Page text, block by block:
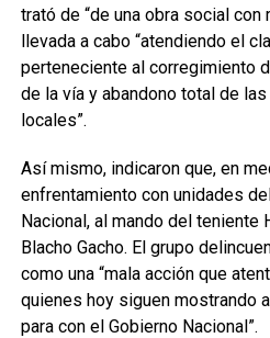
trató de “de una obra social con
llevada a cabo “atendiendo el
perteneciente al corregimiento
de la vía y abandono total de
locales”.
Así mismo, indicaron que, en
enfrentamiento con unidades
Nacional, al mando del teniente
Blacho Gacho. El grupo
como una “mala acción que
quienes hoy siguen mostrando
para con el Gobierno Nacional”.